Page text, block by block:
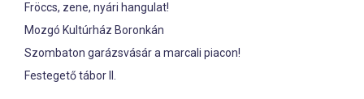
Fröccs, zene, nyári hangulat!
Mozgó Kultúrház Boronkán
Szombaton garázsvásár a marcali piacon!
Festegető tábor II.